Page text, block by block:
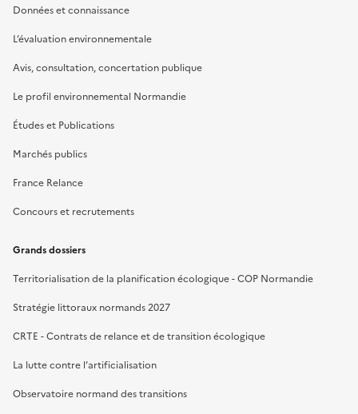
Données et connaissance
L’évaluation environnementale
Avis, consultation, concertation publique
Le profil environnemental Normandie
Études et Publications
Marchés publics
France Relance
Concours et recrutements
Grands dossiers
Territorialisation de la planification écologique - COP Normandie
Stratégie littoraux normands 2027
CRTE - Contrats de relance et de transition écologique
La lutte contre l’artificialisation
Observatoire normand des transitions